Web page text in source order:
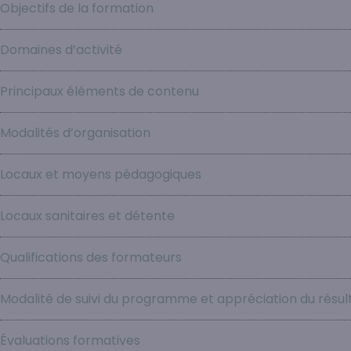
Objectifs de la formation
Domaines d’activité
Principaux éléments de contenu
Modalités d’organisation
Locaux et moyens pédagogiques
Locaux sanitaires et détente
Qualifications des formateurs
Modalité de suivi du programme et appréciation du
Évaluations formatives